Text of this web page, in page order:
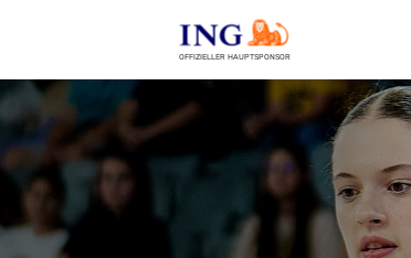
OFFIZIELLER HAUPTSPONSOR